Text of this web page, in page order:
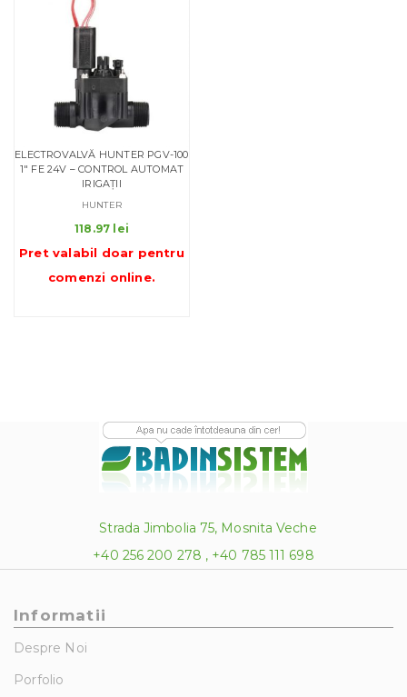
ELECTROVALVĂ HUNTER PGV-100
1″ FE 24V – CONTROL AUTOMAT
IRIGAȚII
HUNTER
118.97 lei
Pret valabil doar pentru
comenzi online.
Strada Jimbolia 75, Mosnita Veche
+40 256 200 278 , +40 785 111 698
Informatii
Despre Noi
Porfolio